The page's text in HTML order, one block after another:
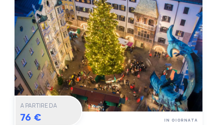
A PARTIRE DA
76 € IN GIORNATA